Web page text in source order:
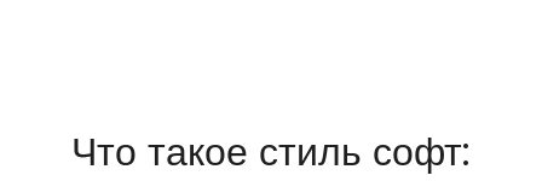
Что такое стиль софт: